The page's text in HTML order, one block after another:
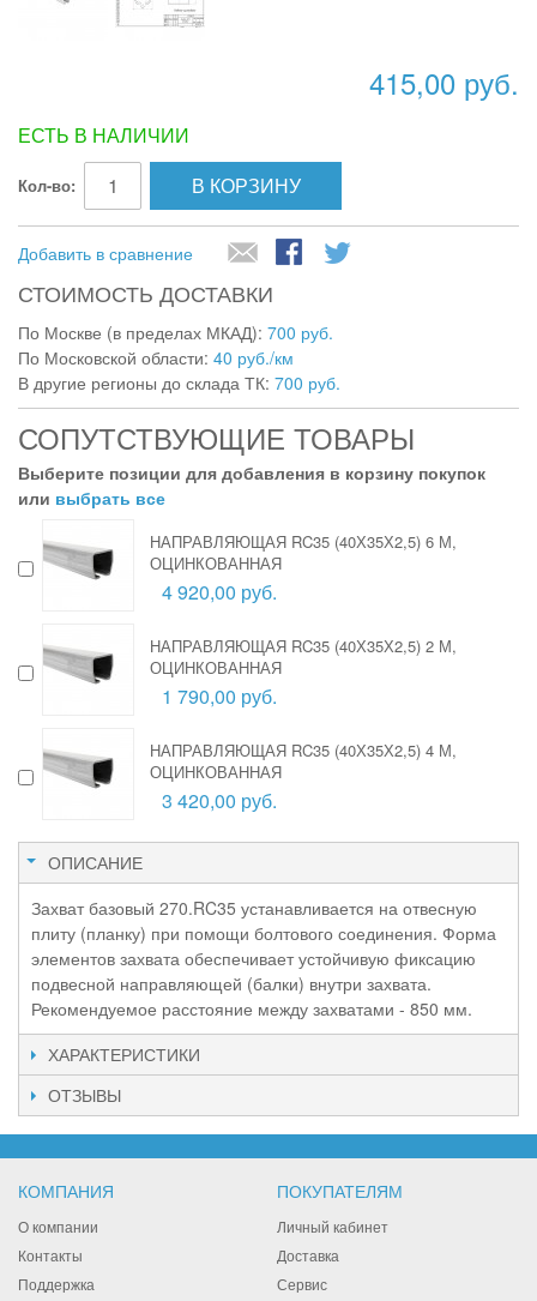
415,00 руб.
ЕСТЬ В НАЛИЧИИ
Кол-во: В КОРЗИНУ
Добавить в сравнение
СТОИМОСТЬ ДОСТАВКИ
По Москве (в пределах МКАД): 700 руб.
По Московской области: 40 руб./км
В другие регионы до склада ТК: 700 руб.
СОПУТСТВУЮЩИЕ ТОВАРЫ
Выберите позиции для добавления в корзину покупок
или выбрать все
НАПРАВЛЯЮЩАЯ RC35 (40Х35Х2,5) 6 М,
ОЦИНКОВАННАЯ
4 920,00 руб.
НАПРАВЛЯЮЩАЯ RC35 (40Х35Х2,5) 2 М,
ОЦИНКОВАННАЯ
1 790,00 руб.
НАПРАВЛЯЮЩАЯ RC35 (40Х35Х2,5) 4 М,
ОЦИНКОВАННАЯ
3 420,00 руб.
ОПИСАНИЕ
Захват базовый 270.RC35 устанавливается на отвесную
плиту (планку) при помощи болтового соединения. Форма
элементов захвата обеспечивает устойчивую фиксацию
подвесной направляющей (балки) внутри захвата.
Рекомендуемое расстояние между захватами - 850 мм.
ХАРАКТЕРИСТИКИ
ОТЗЫВЫ
КОМПАНИЯ
О компании
Контакты
Поддержка
ПОКУПАТЕЛЯМ
Личный кабинет
Доставка
Сервис